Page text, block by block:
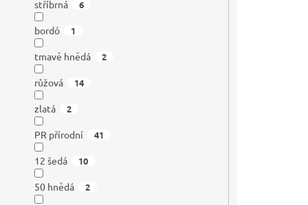
stříbrná 6
bordó 1
tmavě hnědá 2
růžová 14
zlatá 2
PR přírodní 41
12 šedá 10
50 hnědá 2